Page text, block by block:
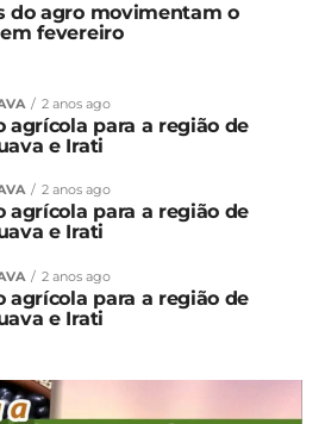
do agro movimentam o
fevereiro
2 anos ago
agrícola para a região de
e Irati
2 anos ago
agrícola para a região de
e Irati
2 anos ago
agrícola para a região de
e Irati